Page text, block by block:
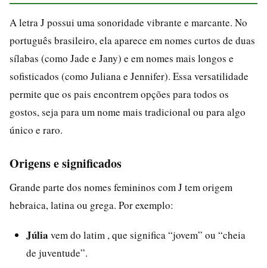
A letra J possui uma sonoridade vibrante e marcante. No
português brasileiro, ela aparece em nomes curtos de duas
sílabas (como Jade e Jany) e em nomes mais longos e
sofisticados (como Juliana e Jennifer). Essa versatilidade
permite que os pais encontrem opções para todos os
gostos, seja para um nome mais tradicional ou para algo
único e raro.
Origens e significados
Grande parte dos nomes femininos com J tem origem
hebraica, latina ou grega. Por exemplo:
Júlia vem do latim , que significa “jovem” ou “cheia
de juventude”.